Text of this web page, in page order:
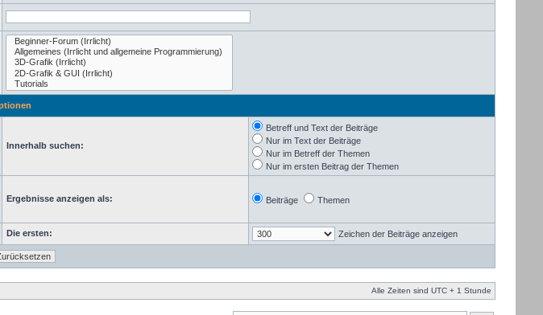
Innerhalb suchen:
Betreff und Text der Beiträge
Nur im Text der Beiträge
Nur im Betreff der Themen
Nur im ersten Beitrag der Themen
Ergebnisse anzeigen als: Beiträge Themen
Die ersten: Zeichen der Beiträge anzeigen
Alle Zeiten sind UTC + 1 Stunde